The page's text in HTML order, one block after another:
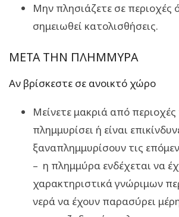
Μην πλησιάζετε σε περιοχές
σημειωθεί κατολισθήσεις.
ΜΕΤΑ ΤΗΝ ΠΛΗΜΜΥΡΑ
Αν βρίσκεστε σε ανοικτό χώρο
Μείνετε μακριά από
πλημμυρίσει ή είναι
ξαναπλημμυρίσουν τις
– η πλημμύρα ενδέχεται να
χαρακτηριστικά γνώριμων
νερά να έχουν παρασύρει